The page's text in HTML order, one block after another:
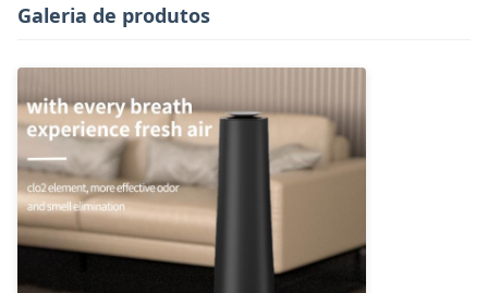
Galeria de produtos